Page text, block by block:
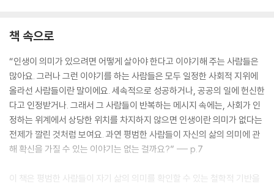
책 속으로
“인생이 의미가 있으려면 어떻게 살아야 한다고 이야기해 주는 사람들은
많아요. 그러나 그런 이야기를 하는 사람들은 모두 일정한 사회적 지위에
올라선 사람들이란 말이에요. 세속적으로 성공하거나, 공공의 일에 헌신한
다고 인정받거나. 그래서 그 사람들이 반복하는 메시지 속에는, 사회가 인
정하는 위계에서 상당한 위치를 차지하지 않으면 인생이란 의미가 없다는
전제가 깔린 것처럼 보여요. 과연 평범한 사람들이 자신의 삶의 의미에 관
해 확신을 가질 수 있는 이야기는 없는 걸까요?” --- p.7
이 책은 평범한 사람들이 자기 삶의 의미를 확인할 수 있는 철학적 기반을